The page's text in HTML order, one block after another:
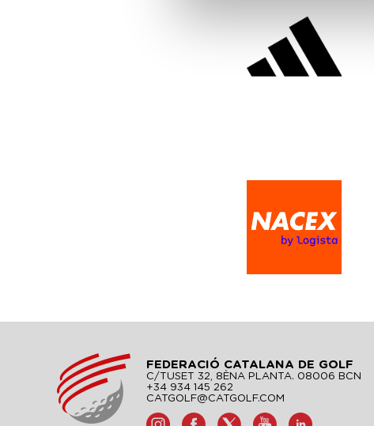
FEDERACIÓ CATALANA DE GOLF
C/TUSET 32, 8ÈNA PLANTA. 08006 BCN
+34 934 145 262
CATGOLF@CATGOLF.COM